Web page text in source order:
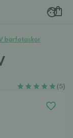
barfotaskor
(5)